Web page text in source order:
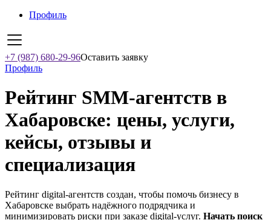
Профиль
+7 (987) 680-29-96Оставить заявку
Профиль
Рейтинг SMM‑агентств в
Хабаровске: цены, услуги,
кейсы, отзывы и
специализация
Рейтинг digital-агентств создан, чтобы помочь бизнесу в
Хабаровске выбрать надёжного подрядчика и
минимизировать риски при заказе digital-услуг. Начать поиск